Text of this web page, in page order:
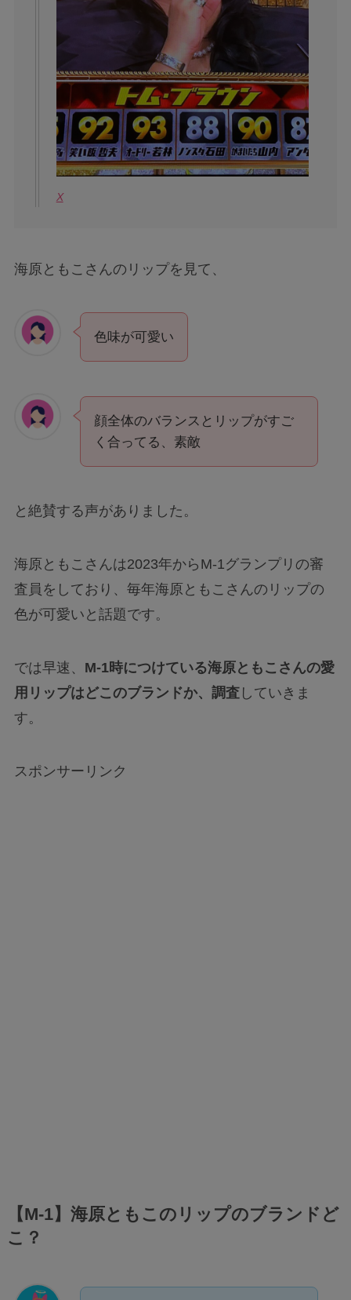
X
海原ともこさんのリップを見て、
色味が可愛い
顔全体のバランスとリップがすご
く合ってる、素敵
と絶賛する声がありました。
海原ともこさんは2023年からM-1グランプリの審
査員をしており、毎年海原ともこさんのリップの
色が可愛いと話題です。
では早速、 M-1時につけている海原ともこさんの愛
用リップはどこのブランドか、調査していきま
す。
スポンサーリンク
【M-1】海原ともこのリップのブランドど
こ？